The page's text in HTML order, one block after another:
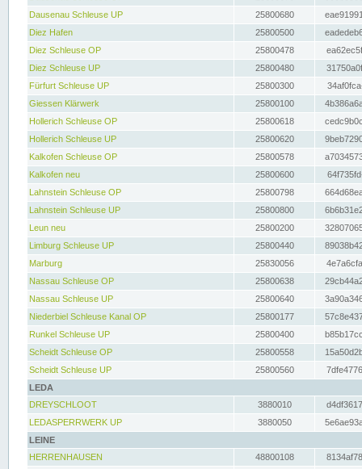
Dausenau Schleuse UP
25800680
Diez Hafen
25800500
Diez Schleuse OP
25800478
Diez Schleuse UP
25800480
Fürfurt Schleuse UP
25800300
Giessen Klärwerk
25800100
Hollerich Schleuse OP
25800618
Hollerich Schleuse UP
25800620
Kalkofen Schleuse OP
25800578
Kalkofen neu
25800600
Lahnstein Schleuse OP
25800798
Lahnstein Schleuse UP
25800800
Leun neu
25800200
Limburg Schleuse UP
25800440
Marburg
25830056
Nassau Schleuse OP
25800638
Nassau Schleuse UP
25800640
Niederbiel Schleuse Kanal OP
25800177
Runkel Schleuse UP
25800400
Scheidt Schleuse OP
25800558
Scheidt Schleuse UP
25800560
LEDA
DREYSCHLOOT
3880010
LEDASPERRWERK UP
3880050
LEINE
HERRENHAUSEN
48800108